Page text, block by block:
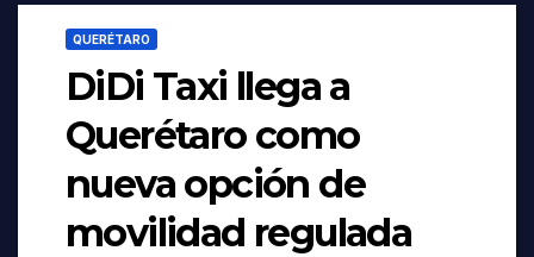
QUERÉTARO
DiDi Taxi llega a
Querétaro como
nueva opción de
movilidad regulada